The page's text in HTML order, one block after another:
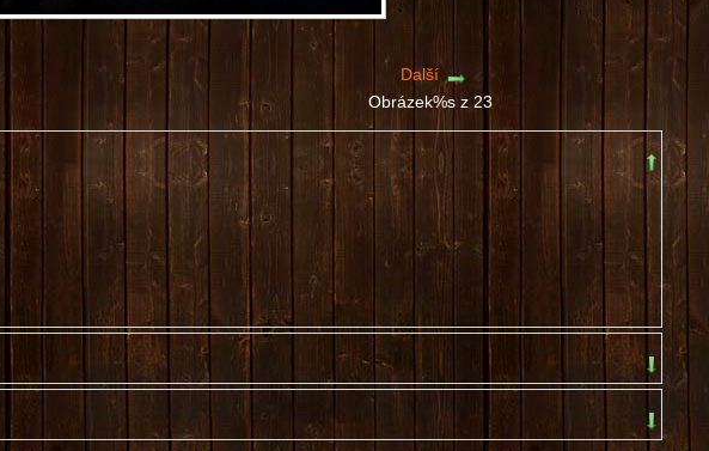
Další
Obrázek%s z 23